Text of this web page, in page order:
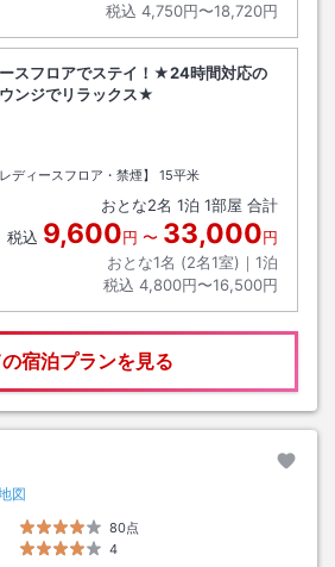
税込 4,750円〜18,720円
ースフロアでステイ！★24時間対応の
ンジでリラックス★
ウト
ディースフロア・禁煙】
15平米
おとな2名 1泊 1部屋 合計
税込 9,600円 〜 33,000円
おとな1名 (2名1室)｜ 1泊
税込 4,800円〜16,500円
宿泊プランを見る
図
80点
4